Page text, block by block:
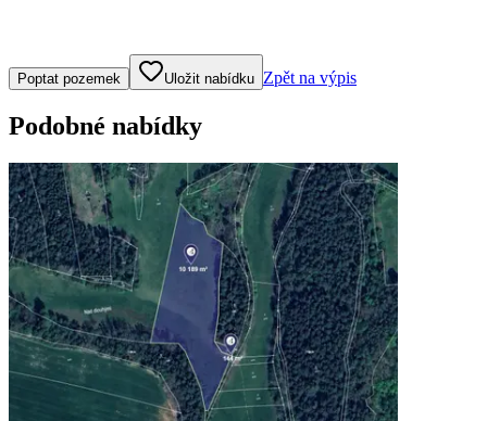
Klepněte nebo klikněte pro ovládání mapy
Poptat pozemek Uložit nabídku Zpět na výpis
Podobné nabídky